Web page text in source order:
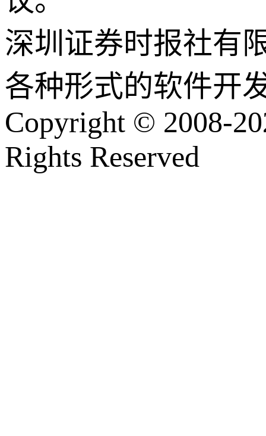
深圳证券时报社有
各种形式的软件开
Copyright © 2008-
Rights Reserved